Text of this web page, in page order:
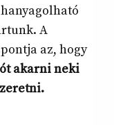
A
az, hogy
akarni neki